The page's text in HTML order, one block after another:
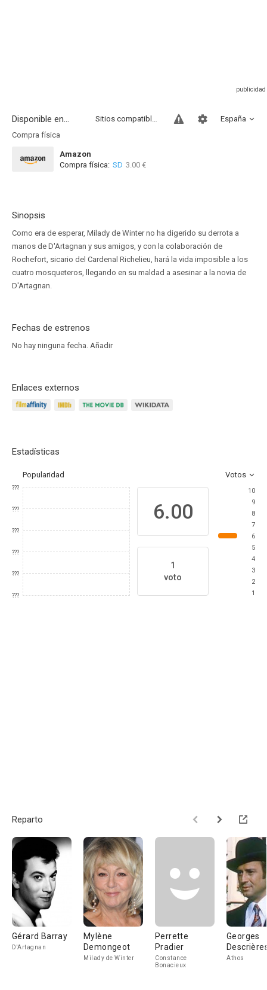
Disponible en... España
Sitios compatibles
Compra física
Amazon
Compra física: SD 3.00 €
Sinopsis
Como era de esperar, Milady de Winter no ha digerido su derrota a
manos de D'Artagnan y sus amigos, y con la colaboración de
Rochefort, sicario del Cardenal Richelieu, hará la vida imposible a los
cuatro mosqueteros, llegando en su maldad a asesinar a la novia de
D'Artagnan.
Fechas de estrenos
No hay ninguna fecha. Añadir
Enlaces externos
Estadísticas
Popularidad Votos
???
???
???
???
???
???
6.00
1
voto
10
9
8
7
6
5
4
3
2
1
Reparto
Gérard Barray
D'Artagnan
Mylène
Demongeot
Milady de Winter
Perrette
Pradier
Constance
Bonacieux
Georges
Athos